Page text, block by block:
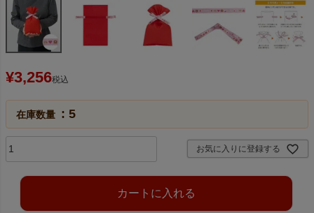
¥3,256税込
在庫数量 5
お気に入りに登録する
カートに入れる